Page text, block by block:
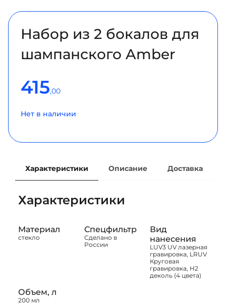
Набор из 2 бокалов для
шампанского Amber
415,00
Нет в наличии
Характеристики Описание Доставка
Характеристики
Материал
стекло
Спецфильтр
Сделано в
России
Вид
нанесения
LUV3 UV лазерная
гравировка, LRUV
Круговая
гравировка, H2
деколь (4 цвета)
Объем, л
200 мл